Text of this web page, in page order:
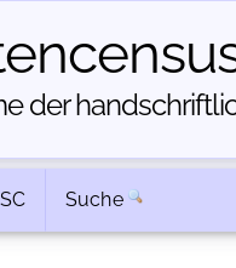
der
Suche